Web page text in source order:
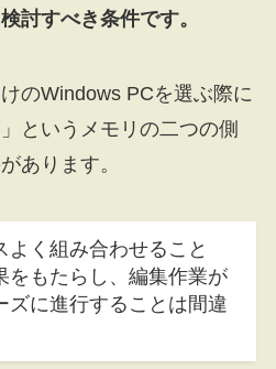
討すべき条件です。
のWindows PCを選ぶ際に
というメモリの二つの側
あります。
よく組み合わせること
をもたらし、編集作業が
ズに進行することは間違